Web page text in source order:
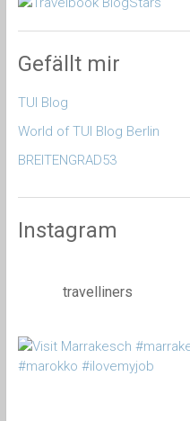
Gefällt mir
TUI Blog
World of TUI Blog Berlin
BREITENGRAD53
Instagram
travelliners